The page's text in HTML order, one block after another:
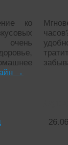
ко
очень
→